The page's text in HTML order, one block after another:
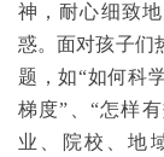
神，耐心细致
惑。面对孩子们
题，如“如何科
梯度”、“怎样
业、院校、地